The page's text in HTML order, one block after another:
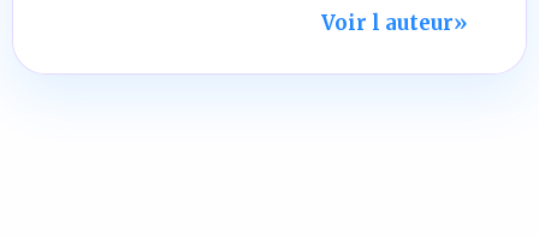
Voir l auteur»